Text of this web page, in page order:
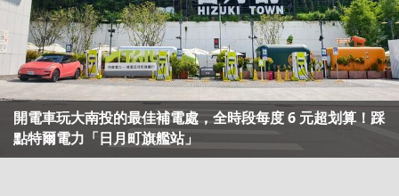
開電車玩大南投的最佳補電處，全時段每度 6 元超划算！踩
點特爾電力「日月町旗艦站」